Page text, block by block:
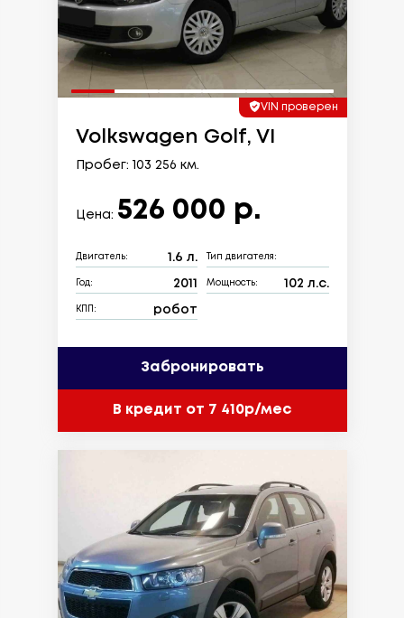
VIN проверен
Volkswagen Golf, VI
Пробег: 103 256 км.
Цена: 526 000 р.
Двигатель: 1.6 л. Тип двигателя:
Год: 2011 Мощность: 102 л.с.
КПП: робот
Забронировать
В кредит от 7 410р/мес